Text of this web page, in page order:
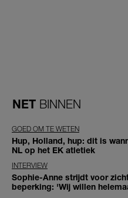
NET BINNEN
GOED OM TE WETEN
Hup, Holland, hup: dit is
NL op het EK atletiek
INTERVIEW
Sophie-Anne strijdt voor
beperking: 'Wij willen